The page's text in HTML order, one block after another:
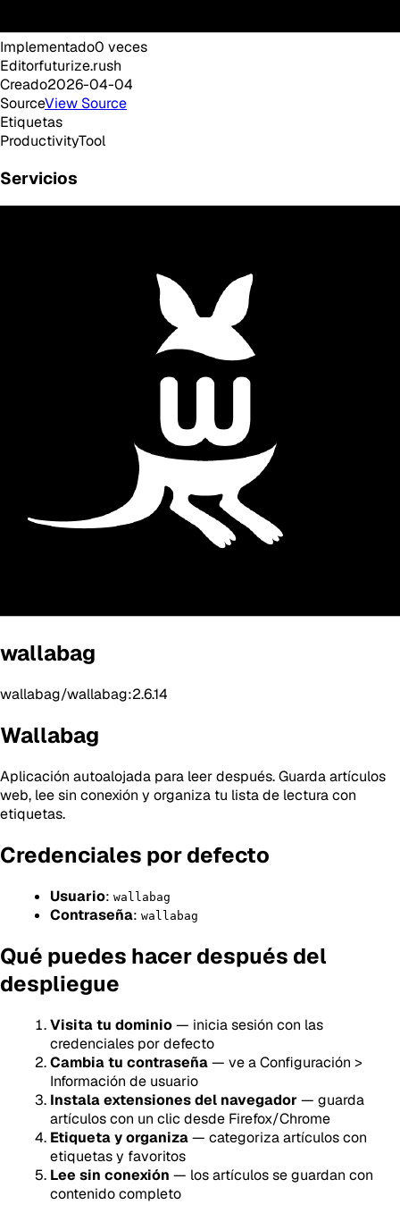
Implementado0 veces
Editorfuturize.rush
Creado2026-04-04
SourceView Source
Etiquetas
ProductivityTool
Servicios
wallabag
wallabag/wallabag:2.6.14
Wallabag
Aplicación autoalojada para leer después. Guarda artículos
web, lee sin conexión y organiza tu lista de lectura con
etiquetas.
Credenciales por defecto
Usuario: wallabag
Contraseña: wallabag
Qué puedes hacer después del
despliegue
Visita tu dominio— inicia sesión con las
credenciales por defecto
Cambia tu contraseña— ve a Configuración >
Información de usuario
Instala extensiones del navegador— guarda
artículos con un clic desde Firefox/Chrome
Etiqueta y organiza— categoriza artículos con
etiquetas y favoritos
Lee sin conexión — los artículos se guardan con
contenido completo